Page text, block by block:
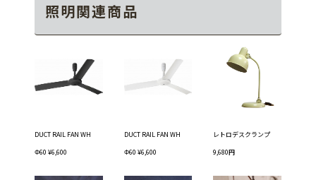
照明関連商品
DUCT RAIL FAN WH
Φ60 ¥6,600
DUCT RAIL FAN WH
Φ60 ¥6,600
レトロデスクランプ
9,680円